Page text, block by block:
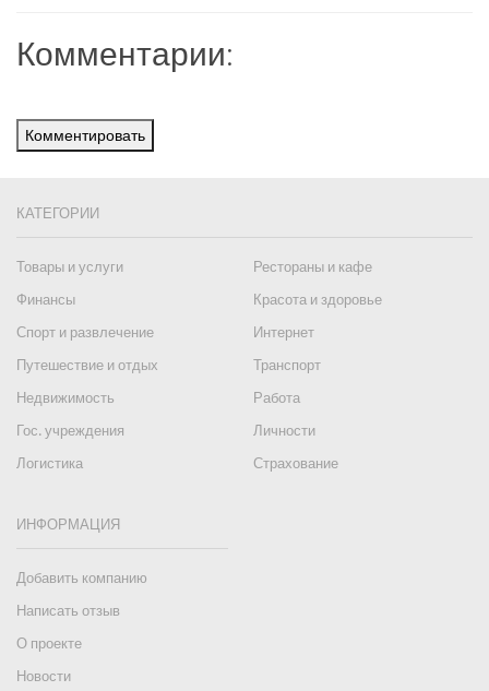
Комментарии:
Комментировать
КАТЕГОРИИ
Товары и услуги
Рестораны и кафе
Финансы
Красота и здоровье
Спорт и развлечение
Интернет
Путешествие и отдых
Транспорт
Недвижимость
Работа
Гос. учреждения
Личности
Логистика
Страхование
ИНФОРМАЦИЯ
Добавить компанию
Написать отзыв
О проекте
Новости